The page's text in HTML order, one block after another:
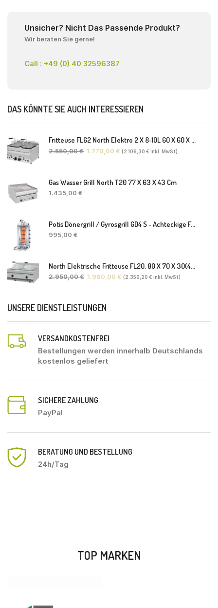
Unsicher? Nicht Das Passende Produkt?
Wir beraten Sie gerne!
Call : +49 (0) 40 32596387
DAS KÖNNTE SIE AUCH INTERESSIEREN
Fritteuse FL62 North Elektro 2 X 8-10L 60 X 60 X 30(38) Cm
2.550,00€ 1.770,00 € (2.106,30 € inkl. MwSt)
Gas Wasser Grill North T20 77 X 63 X 43 Cm
1.435,00 €
Potis Dönergrill / Gyrosgrill GD4 S - Achteckige Fettwanne-Ohne Schaufel
995,00 €
North Elektrische Fritteuse FL20. 80 X 70 X 30(46) Cm
2.950,00€ 1.980,00 € (2.356,20 € inkl. MwSt)
UNSERE DIENSTLEISTUNGEN
VERSANDKOSTENFREI
Bestellungen werden innerhalb Deutschlands
kostenlos geliefert
SICHERE ZAHLUNG
PayPal
BERATUNG UND BESTELLUNG
24h/Tag
TOP MARKEN